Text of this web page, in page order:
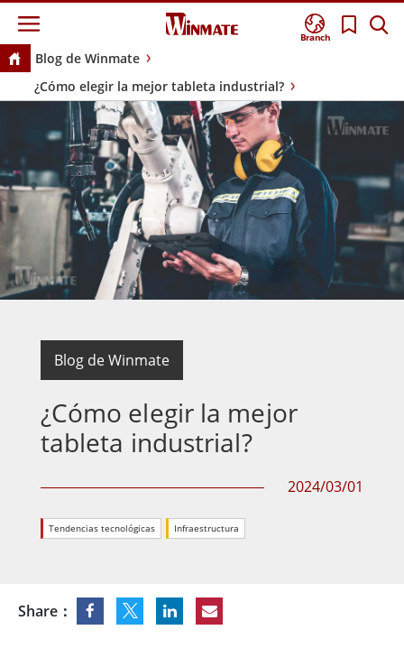
Branch
Blog de Winmate
¿Cómo elegir la mejor tableta industrial?
Blog de Winmate
¿Cómo elegir la mejor
tableta industrial?
2024/03/01
Tendencias tecnológicas Infraestructura
Share：